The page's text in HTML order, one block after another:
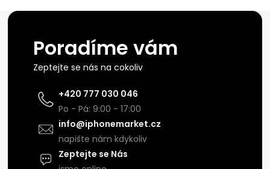
Poradíme vám
Zeptejte se nás na cokoliv
+420 777 030 046
Po - Pá: 9:00 - 17:00
info@iphonemarket.cz
napište nám kdykoliv
Zeptejte se Nás